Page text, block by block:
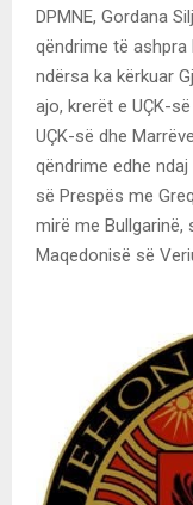
DPMNE, Gordana
qëndrime të ashpra
ndërsa ka kërkuar
ajo, krerët e UÇK-
UÇK-së dhe
qëndrime edhe
së Prespës me
mirë me Bullgarinë,
Maqedonisë së